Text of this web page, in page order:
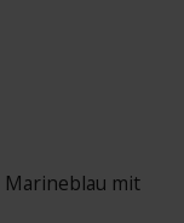
Marineblau mit